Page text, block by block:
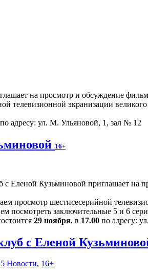
на просмотр и обсуждение
телевизионной экранизации великого
по адресу: ул. М. Ульяновой, 1, зал № 12
16+
с Еленой Кузьминовой приглашает на
просмотр шестисесерийной
посмотреть заключительные 5 и 6
29 ноября, в 17.00 по адресу:
с Еленой
Новости, 16+